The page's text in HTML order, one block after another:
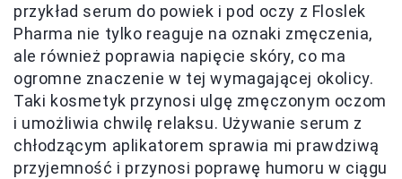
przykład serum do powiek i pod oczy z Floslek
Pharma nie tylko reaguje na oznaki zmęczenia,
ale również poprawia napięcie skóry, co ma
ogromne znaczenie w tej wymagającej okolicy.
Taki kosmetyk przynosi ulgę zmęczonym oczom
i umożliwia chwilę relaksu. Używanie serum z
chłodzącym aplikatorem sprawia mi prawdziwą
przyjemność i przynosi poprawę humoru w ciągu